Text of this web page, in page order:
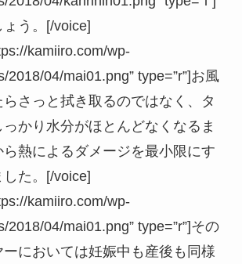
ょう。[/voice]
kamiiro.com/wp-
2018/04/mai01.png” type=”r”]お風
さっと拭き取るのではなく、タ
かり水分がほとんどなくなるま
熱によるダメージを最小限にす
た。[/voice]
kamiiro.com/wp-
2018/04/mai01.png” type=”r”]その
ーにおいては妊娠中も産後も同様